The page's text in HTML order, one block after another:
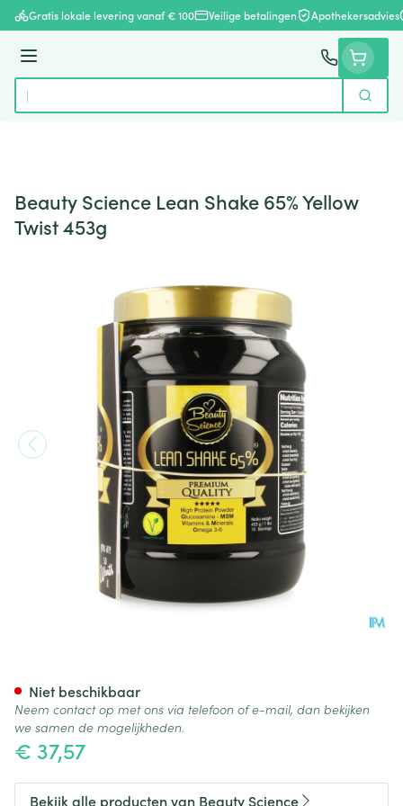
Ga naar de inhoud
Gratis lokale levering vanaf € 100 Veilige betalingen Apothekersadvies
Menu
Product, merk, categorie...
Zoek
Beauty Science Lean Shake 65% Yellow
Twist 453g
€ 37,57
Niet beschikbaar
Neem contact op met ons via telefoon of e-mail, dan bekijken
we samen de mogelijkheden.
Bekijk alle producten van Beauty Science